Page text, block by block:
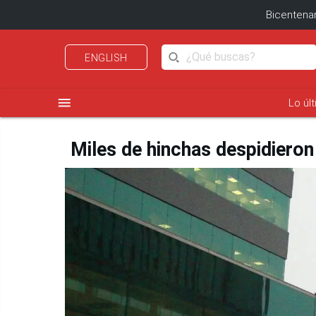
ENGLISH
menu Lo
Miles de hinchas